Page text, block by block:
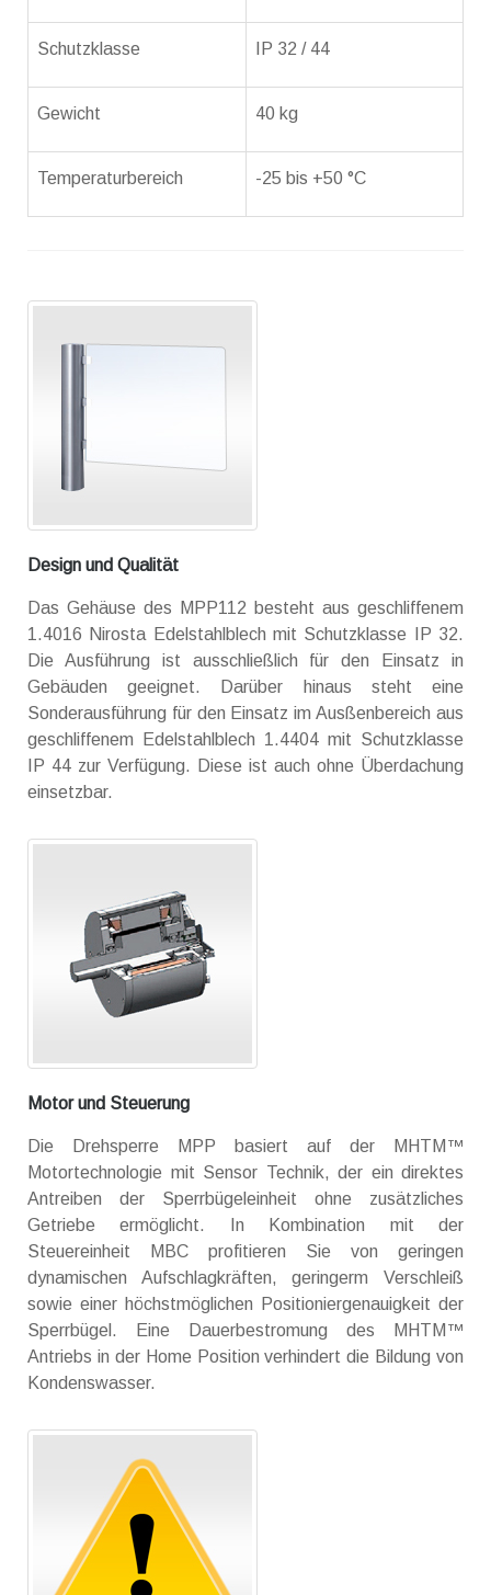
Schutzklasse IP 32 / 44
Gewicht 40 kg
Temperaturbereich -25 bis +50 °C
Design und Qualität
Das Gehäuse des MPP112 besteht aus geschliffenem
1.4016 Nirosta Edelstahlblech mit Schutzklasse IP 32.
Die Ausführung ist ausschließlich für den Einsatz in
Gebäuden geeignet. Darüber hinaus steht eine
Sonderausführung für den Einsatz im Ausßenbereich aus
geschliffenem Edelstahlblech 1.4404 mit Schutzklasse
IP 44 zur Verfügung. Diese ist auch ohne Überdachung
einsetzbar.
Motor und Steuerung
Die Drehsperre MPP basiert auf der MHTM™
Motortechnologie mit Sensor Technik, der ein direktes
Antreiben der Sperrbügeleinheit ohne zusätzliches
Getriebe ermöglicht. In Kombination mit der
Steuereinheit MBC profitieren Sie von geringen
dynamischen Aufschlagkräften, geringerm Verschleiß
sowie einer höchstmöglichen Positioniergenauigkeit der
Sperrbügel. Eine Dauerbestromung des MHTM™
Antriebs in der Home Position verhindert die Bildung von
Kondenswasser.